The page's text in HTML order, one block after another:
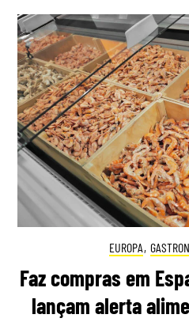
EUROPA,
Faz compras em
lançam alerta